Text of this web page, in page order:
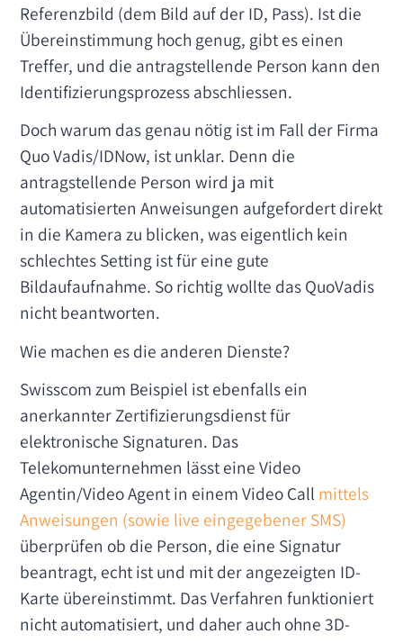
Referenzbild (dem Bild auf der ID, Pass). Ist die
Übereinstimmung hoch genug, gibt es einen
Treffer, und die antragstellende Person kann den
Identifizierungsprozess abschliessen.
Doch warum das genau nötig ist im Fall der Firma
Quo Vadis/IDNow, ist unklar. Denn die
antragstellende Person wird ja mit
automatisierten Anweisungen aufgefordert direkt
in die Kamera zu blicken, was eigentlich kein
schlechtes Setting ist für eine gute
Bildaufaufnahme. So richtig wollte das QuoVadis
nicht beantworten.
Wie machen es die anderen Dienste?
Swisscom zum Beispiel ist ebenfalls ein
anerkannter Zertifizierungsdienst für
elektronische Signaturen. Das
Telekomunternehmen lässt eine Video
Agentin/Video Agent in einem Video Call mittels
Anweisungen (sowie live eingegebener SMS)
überprüfen ob die Person, die eine Signatur
beantragt, echt ist und mit der angezeigten ID-
Karte übereinstimmt. Das Verfahren funktioniert
nicht automatisiert, und daher auch ohne 3D-